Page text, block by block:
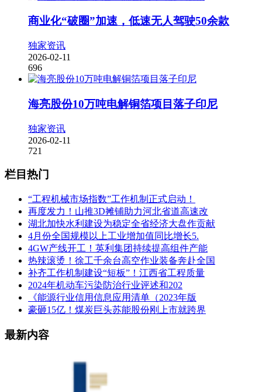
商业化“破圈”加速，低速无人驾驶50余款
独家资讯
2026-02-11
696
海亮股份10万吨电解铜箔项目落子印尼
独家资讯
2026-02-11
721
栏目热门
“工程机械市场指数”工作机制正式启动！
再度发力！山推3D摊铺助力河北省道高速改
湖北加快水利建设为稳定全省经济大盘作贡献
4月份全国规模以上工业增加值同比增长5.
4GW产线开工！英利集团持续提高组件产能
热辣滚烫！徐工千余台高空作业装备奔赴全国
补齐工作机制建设“短板”！江西省工程质量
2024年机动车污染防治行业评述和202
《能源行业信用信息应用清单（2023年版
豪砸15亿！煤炭巨头苏能股份刚上市就跨界
最新内容